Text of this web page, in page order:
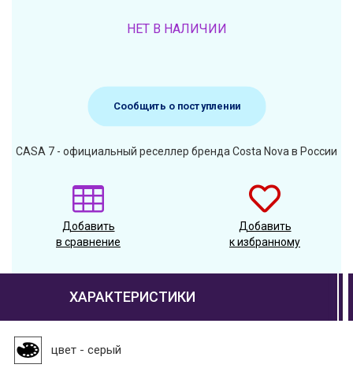
НЕТ В НАЛИЧИИ
Сообщить о поступлении
CASA 7 - официальный реселлер бренда Costa Nova в России
Добавить
в сравнение
Добавить
к избранному
ХАРАКТЕРИСТИКИ
цвет - серый